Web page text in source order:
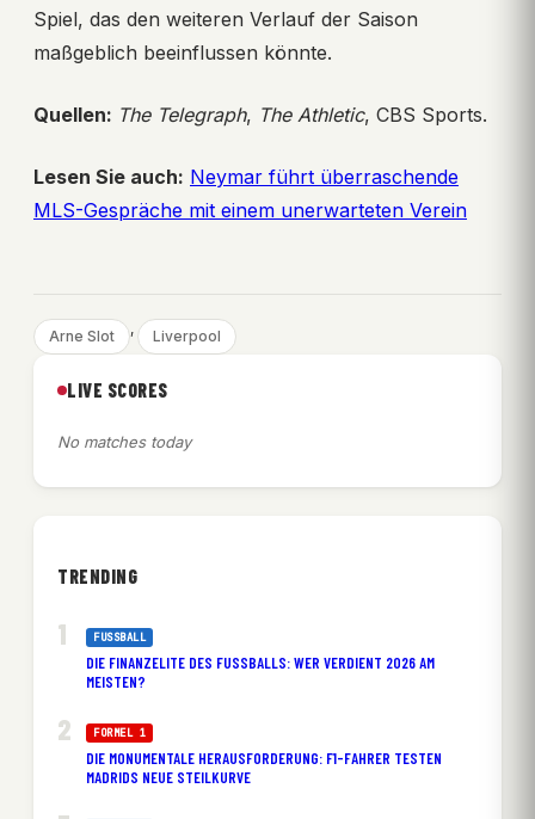
Spiel, das den weiteren Verlauf der Saison
maßgeblich beeinflussen könnte.
Quellen: The Telegraph, The Athletic, CBS Sports.
Lesen Sie auch: Neymar führt überraschende
MLS-Gespräche mit einem unerwarteten Verein
Arne Slot , Liverpool
LIVE SCORES
No matches today
TRENDING
FUSSBALL
DIE FINANZELITE DES FUSSBALLS: WER VERDIENT 2026 AM M
EISTEN?
FORMEL 1
DIE MONUMENTALE HERAUSFORDERUNG: F1-FAHRER TESTEN
MADRIDS NEUE STEILKURVE